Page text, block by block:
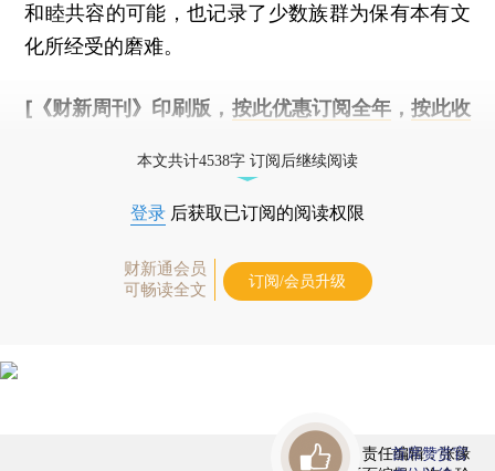
和睦共容的可能，也记录了少数族群为保有本有文
化所经受的磨难。
[《财新周刊》印刷版， 按此优惠订阅全年， 按此收
本文共计4538字 订阅后继续阅读
登录 后获取已订阅的阅读权限
财新通会员
可畅读全文
订阅/会员升级
责任编辑：张缘
首席赞赏官